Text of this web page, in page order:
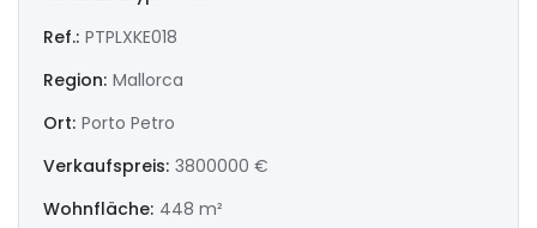
Ref.: PTPLXKE018
Region: Mallorca
Ort: Porto Petro
Verkaufspreis: 3800000 €
Wohnfläche: 448 m²